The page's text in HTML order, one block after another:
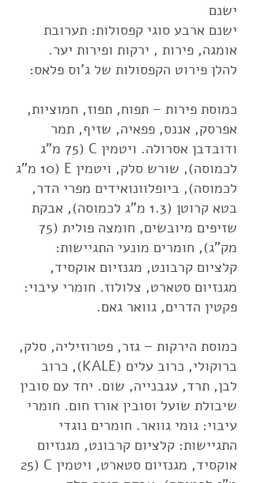
ישנם
ישנם ארבע סוגי קפסולות: תערובת
אומגה, פירות , ירקות ופירות יער.
להלן פירוט הקפסולות של ג'וס פלאס:
כמוסת פירות – תפוח, תפוז, חמוציות,
אפרסק, אננס, פפאיה, שזיף, תמר
ודובדבן אסרולה. ויטמין C (75 מ"ג
לכמוסה), שורש סלק, ויטמין E (10 מ"ג
לכמוסה), ביופלוונואידים מפרי הדר,
בטא קרוטן (1.3 מ"ג לכמוסה), אבקת
שזיפים מיובשים, חומצה פולית (75
מק"ג), חומרים מונעי התגיישות:
קלציום קרבונט, מגנזיום אוקסיד,
מגנזיום סטארט, צלולוז. חומרי עיבוי:
פקטין הדרים, גוואר גאם.
כמוסת הירקות – גזר, פטרוזיליה, סלק,
ברוקולי, כרוב עלים (KALE), כרוב
לבן, תרד, עגבנייה, שום. יחד עם סובין
שיבולת שועל וסובין אורז חום. חומרי
עיבוי: גומי גוואר. חומרים נוגדי
התגיישות: קלציום קרבונט, מגנזיום
אוקסיד, מגנזיום סטארט, ויטמין C (25